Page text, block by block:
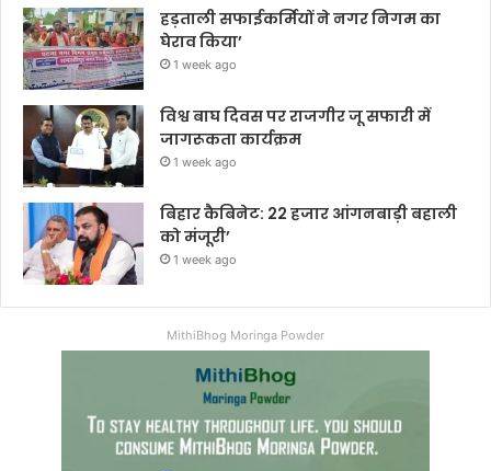
हड़ताली सफाईकर्मियों ने नगर निगम का
घेराव किया’
1 week ago
विश्व बाघ दिवस पर राजगीर जू सफारी में
जागरूकता कार्यक्रम
1 week ago
बिहार कैबिनेट: 22 हजार आंगनबाड़ी बहाली
को मंजूरी’
1 week ago
MithiBhog Moringa Powder